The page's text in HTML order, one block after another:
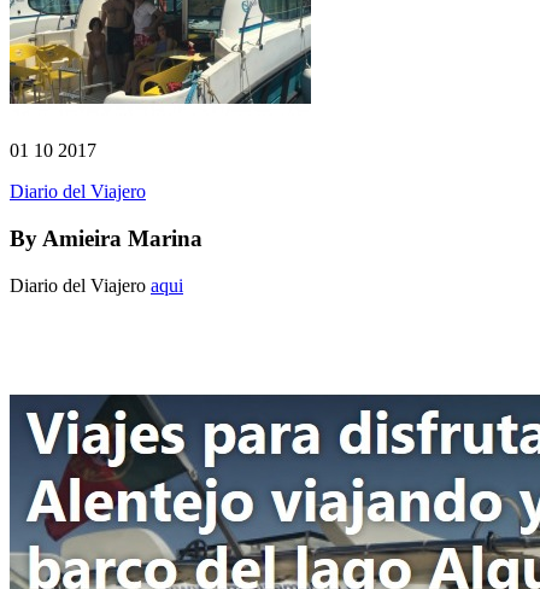
01 10 2017
Diario del Viajero
By Amieira Marina
Diario del Viajero aqui